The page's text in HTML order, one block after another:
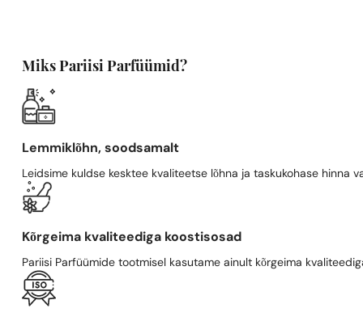
Miks Pariisi Parfüümid?
Lemmiklõhn, soodsamalt
Leidsime kuldse kesktee kvaliteetse lõhna ja taskukohase hinna
Kõrgeima kvaliteediga koostisosad
Pariisi Parfüümide tootmisel kasutame ainult kõrgeima